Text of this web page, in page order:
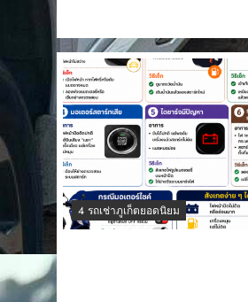
4 รถเช่าภูเก็ตยอดนิยม